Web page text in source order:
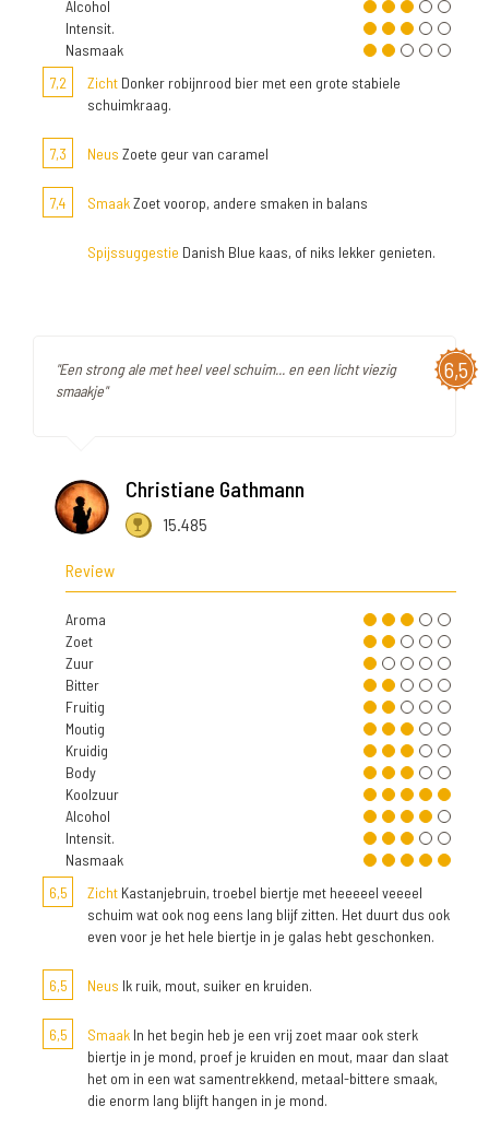
Alcohol
Intensit.
Nasmaak
7,2
Zicht Donker robijnrood bier met een grote stabiele
schuimkraag.
7,3 Neus Zoete geur van caramel
7,4 SmaakZoet voorop, andere smaken in balans
Spijssuggestie Danish Blue kaas, of niks lekker genieten.
6,5
"Een strong ale met heel veel schuim... en een licht viezig
smaakje"
Christiane Gathmann
15.485
Review
Aroma
Zoet
Zuur
Bitter
Fruitig
Moutig
Kruidig
Body
Koolzuur
Alcohol
Intensit.
Nasmaak
6,5
Zicht Kastanjebruin, troebel biertje met heeeeel veeeel
schuim wat ook nog eens lang blijf zitten. Het duurt dus ook
even voor je het hele biertje in je galas hebt geschonken.
6,5 Neus Ik ruik, mout, suiker en kruiden.
6,5 Smaak In het begin heb je een vrij zoet maar ook sterk
biertje in je mond, proef je kruiden en mout, maar dan slaat
het om in een wat samentrekkend, metaal-bittere smaak,
die enorm lang blijft hangen in je mond.